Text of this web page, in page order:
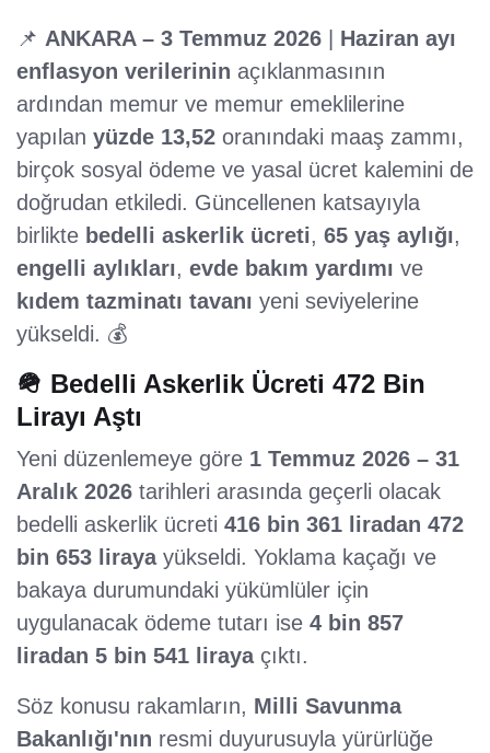
📌 ANKARA – 3 Temmuz 2026
Haziran ayı
enflasyon verilerinin açıklanmasının
ardından memur ve memur emeklilerine
yapılan yüzde 13,52 oranındaki maaş zammı,
birçok sosyal ödeme ve yasal ücret kalemini de
doğrudan etkiledi. Güncellenen katsayıyla
birlikte bedelli askerlik ücreti, 65 yaş aylığı,
engelli aylıkları, evde bakım yardımı ve
kıdem tazminatı tavanı yeni seviyelerine
yükseldi. 💰
🪖 Bedelli Askerlik Ücreti 472 Bin
Lirayı Aştı
Yeni düzenlemeye göre 1 Temmuz 2026 – 31
Aralık 2026 tarihleri arasında geçerli olacak
bedelli askerlik ücreti 416 bin 361 liradan 472
bin 653 lirayayükseldi. Yoklama kaçağı ve
bakaya durumundaki yükümlüler için
uygulanacak ödeme tutarı ise 4 bin 857
liradan 5 bin 541 lirayaçıktı.
Söz konusu rakamların, Milli Savunma
Bakanlığı'nın resmi duyurusuyla yürürlüğe